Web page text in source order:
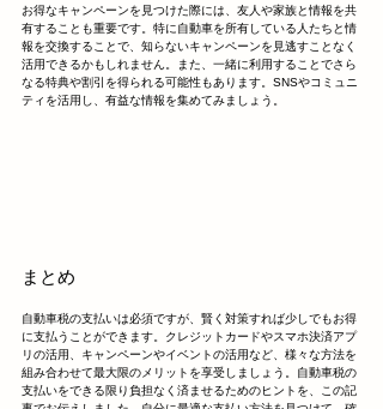
お得なキャンペーンを見つけた際には、友人や家族と情報を共
有することも重要です。特に自動車を所有している人たちと情
報を交換することで、知らないキャンペーンを見逃すことなく
活用できるかもしれません。また、一緒に利用することでさら
なる特典や割引を得られる可能性もあります。SNSやコミュニ
ティを活用し、有益な情報を集めてみましょう。
まとめ
自動車税の支払いは必須ですが、賢く対策すれば少しでもお得
に支払うことができます。クレジットカードやスマホ決済アプ
リの活用、キャンペーンやイベントの活用など、様々な方法を
組み合わせて最大限のメリットを享受しましょう。自動車税の
支払いをできる限り負担なく済ませるためのヒントを、この記